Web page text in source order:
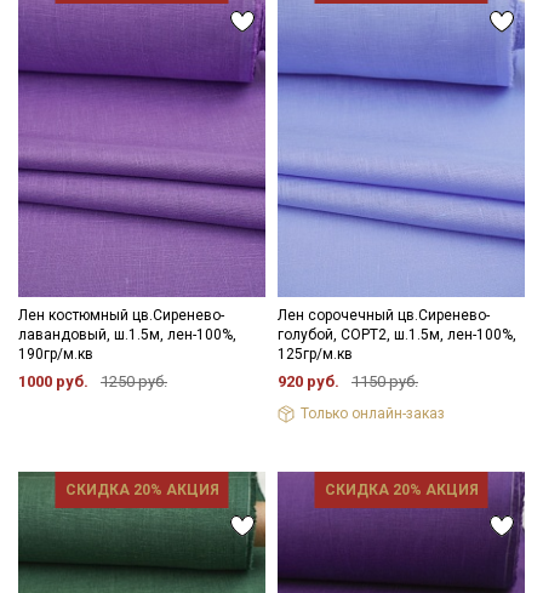
Лен костюмный цв.Сиренево-
лавандовый, ш.1.5м, лен-100%,
190гр/м.кв
1000 руб. 1250 руб.
Лен сорочечный цв.Сиренево-
голубой, СОРТ2, ш.1.5м, лен-100%,
125гр/м.кв
920 руб. 1150 руб.
Только онлайн-заказ
СКИДКА 20% АКЦИЯ СКИДКА 20% АКЦИЯ